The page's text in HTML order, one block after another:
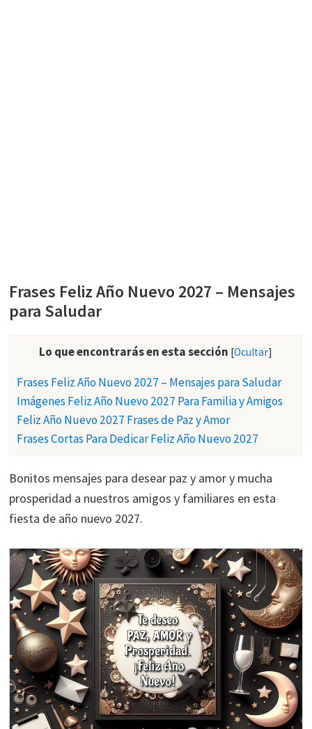
Frases Feliz Año Nuevo 2027 – Mensajes
para Saludar
Lo que encontrarás en esta sección [Ocultar]
Frases Feliz Año Nuevo 2027 – Mensajes para Saludar
Imágenes Feliz Año Nuevo 2027 Para Familia y Amigos
Feliz Año Nuevo 2027 Frases de Paz y Amor
Frases Cortas Para Dedicar Feliz Año Nuevo 2027
Bonitos mensajes para desear paz y amor y mucha
prosperidad a nuestros amigos y familiares en esta
fiesta de año nuevo 2027.